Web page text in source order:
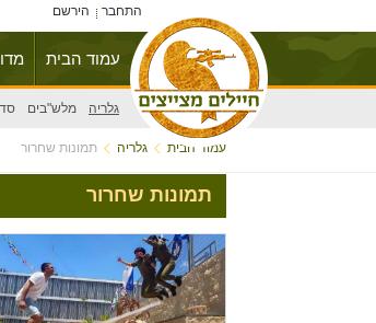
התחבר הירשם
עמוד הבית
גלריה מלש"בים
עמוד הבית גלריה תמונות שחרור
תמונות שחרור